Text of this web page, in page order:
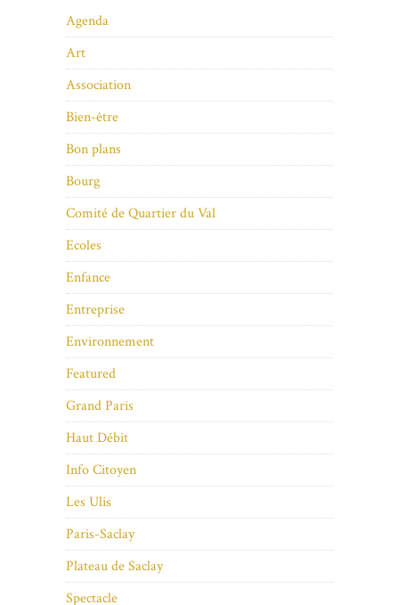
Agenda
Art
Association
Bien-être
Bon plans
Bourg
Comité de Quartier du Val
Ecoles
Enfance
Entreprise
Environnement
Featured
Grand Paris
Haut Débit
Info Citoyen
Les Ulis
Paris-Saclay
Plateau de Saclay
Spectacle